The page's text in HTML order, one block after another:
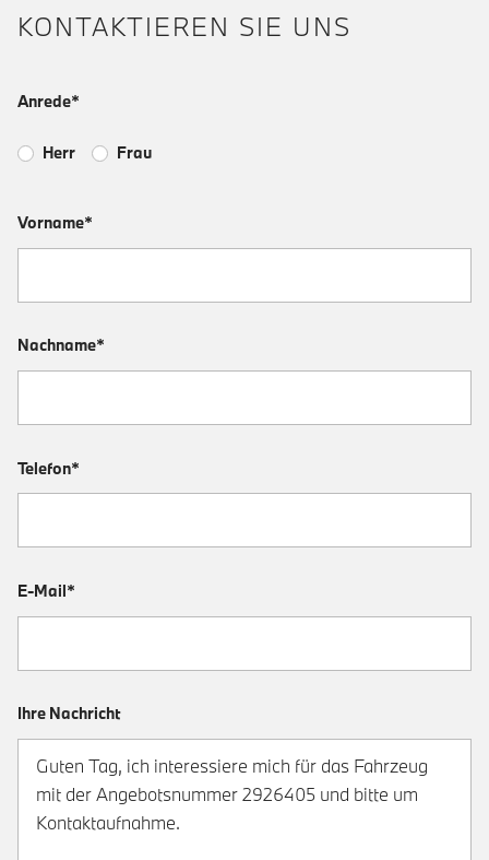
KONTAKTIEREN SIE UNS
Anrede*
Herr Frau
Vorname*
Nachname*
Telefon*
E-Mail*
Ihre Nachricht